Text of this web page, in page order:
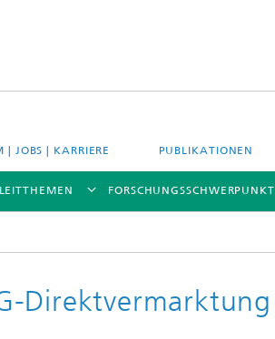
| JOBS | KARRIERE PUBLIKATIONEN
LEITTHEMEN
Direktvermarktung